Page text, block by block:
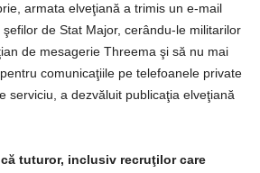
armata elveţiană a trimis un e-mail
de Stat Major, cerându-le militarilor
de mesagerie Threema şi să nu mai
comunicaţiile pe telefoanele private
serviciu, a dezvăluit publicaţia elveţiană
tuturor, inclusiv recruţilor care